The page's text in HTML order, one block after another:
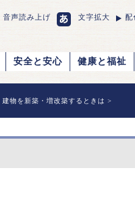
音声読み上げ 文字拡大 配
安全と安心 健康と福祉
建物を新築・増改築するときは >